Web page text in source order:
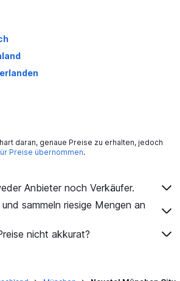
daran, genaue Preise zu erhalten, jedoch
Preise übernommen.
Anbieter noch Verkäufer.
sammeln riesige Mengen an
nicht akkurat?